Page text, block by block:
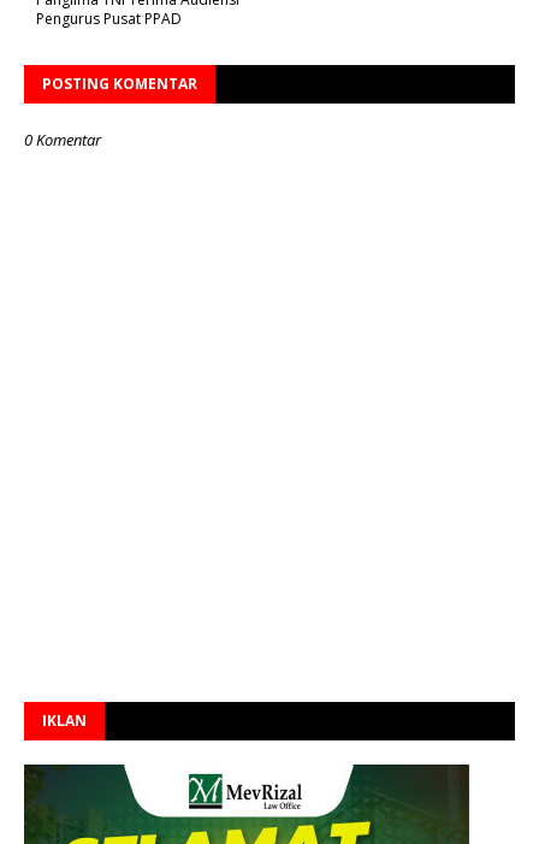
Pengurus Pusat PPAD
POSTING KOMENTAR
0 Komentar
IKLAN